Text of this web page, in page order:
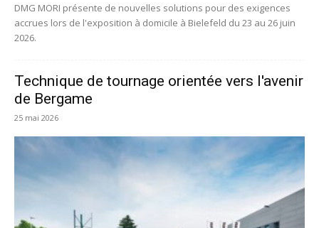
DMG MORI présente de nouvelles solutions pour des exigences
accrues lors de l'exposition à domicile à Bielefeld du 23 au 26 juin
2026.
Technique de tournage orientée vers l'avenir
de Bergame
25 mai 2026